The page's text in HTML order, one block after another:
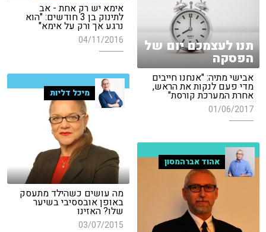
תנו לעצמכם יום של
הפסקה
אבישי מתיה: "אנחנו חייבים
מדי פעם לנקות את הראש,
אחרת המערכת קורסת"
01/06/2017
אימא יש רק אחת - אב
לתינוק בן 3 חודשים: "הוא
נרגע אך ורק על אימא"
04/11/2016
מיכל דליות
מה עושים כשהילד מתעסק
באופן אובססיבי בשיער
שלו? האזינו
03/07/2015
אהוד אברהמסון